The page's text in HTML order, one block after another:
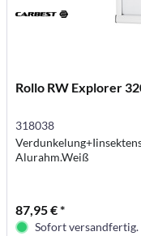
Rollo RW Explorer
318038
Alurahm.Weiß
87,95 € *
Sofort versandfertig.